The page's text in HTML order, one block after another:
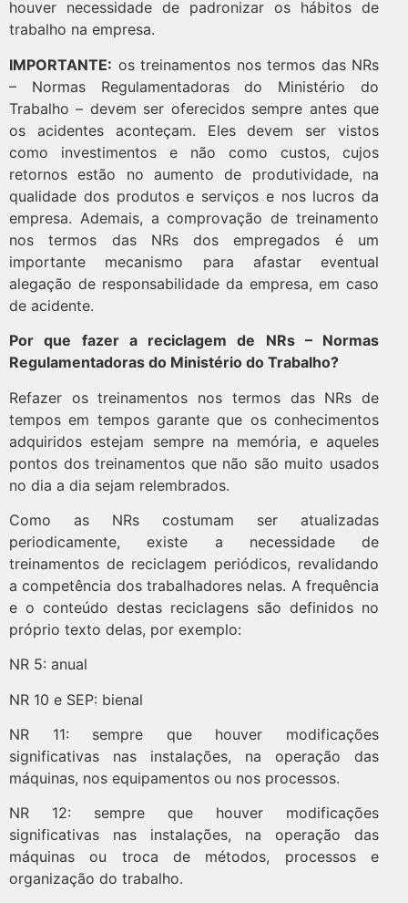
houver necessidade de padronizar os hábitos de
trabalho na empresa.
IMPORTANTE: os treinamentos nos termos das NRs
– Normas Regulamentadoras do Ministério do
Trabalho – devem ser oferecidos sempre antes que
os acidentes aconteçam. Eles devem ser vistos
como investimentos e não como custos, cujos
retornos estão no aumento de produtividade, na
qualidade dos produtos e serviços e nos lucros da
empresa. Ademais, a comprovação de treinamento
nos termos das NRs dos empregados é um
importante mecanismo para afastar eventual
alegação de responsabilidade da empresa, em caso
de acidente.
Por que fazer a reciclagem de NRs – Normas
Regulamentadoras do Ministério do Trabalho?
Refazer os treinamentos nos termos das NRs de
tempos em tempos garante que os conhecimentos
adquiridos estejam sempre na memória, e aqueles
pontos dos treinamentos que não são muito usados
no dia a dia sejam relembrados.
Como as NRs costumam ser atualizadas
periodicamente, existe a necessidade de
treinamentos de reciclagem periódicos, revalidando
a competência dos trabalhadores nelas. A frequência
e o conteúdo destas reciclagens são definidos no
próprio texto delas, por exemplo:
NR 5: anual
NR 10 e SEP: bienal
NR 11: sempre que houver modificações
significativas nas instalações, na operação das
máquinas, nos equipamentos ou nos processos.
NR 12: sempre que houver modificações
significativas nas instalações, na operação das
máquinas ou troca de métodos, processos e
organização do trabalho.